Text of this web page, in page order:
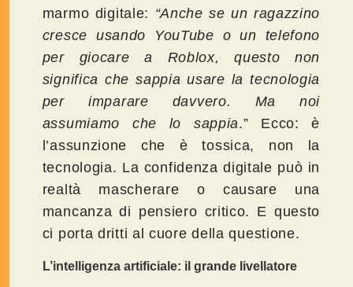
marmo digitale: “Anche se un ragazzino
cresce usando YouTube o un telefono
per giocare a Roblox, questo non
significa che sappia usare la tecnologia
per imparare davvero. Ma noi
assumiamo che lo sappia.” Ecco: è
l’assunzione che è tossica, non la
tecnologia. La confidenza digitale può in
realtà mascherare o causare una
mancanza di pensiero critico. E questo
ci porta dritti al cuore della questione.
L’intelligenza artificiale: il grande livellatore